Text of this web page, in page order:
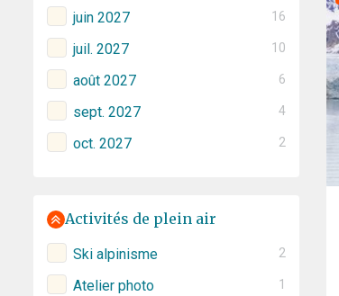
juin 2027 16
juil. 2027 10
août 2027 6
sept. 2027 4
oct. 2027 2
Activités de plein air
Ski alpinisme 2
Atelier photo 1